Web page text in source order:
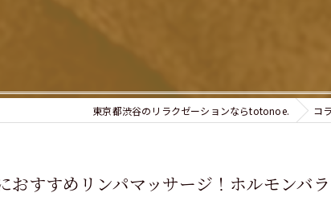
東京都渋谷のリラクゼーションならtotonoe. コ
おすすめリンパマッサージ！ホルモンバ